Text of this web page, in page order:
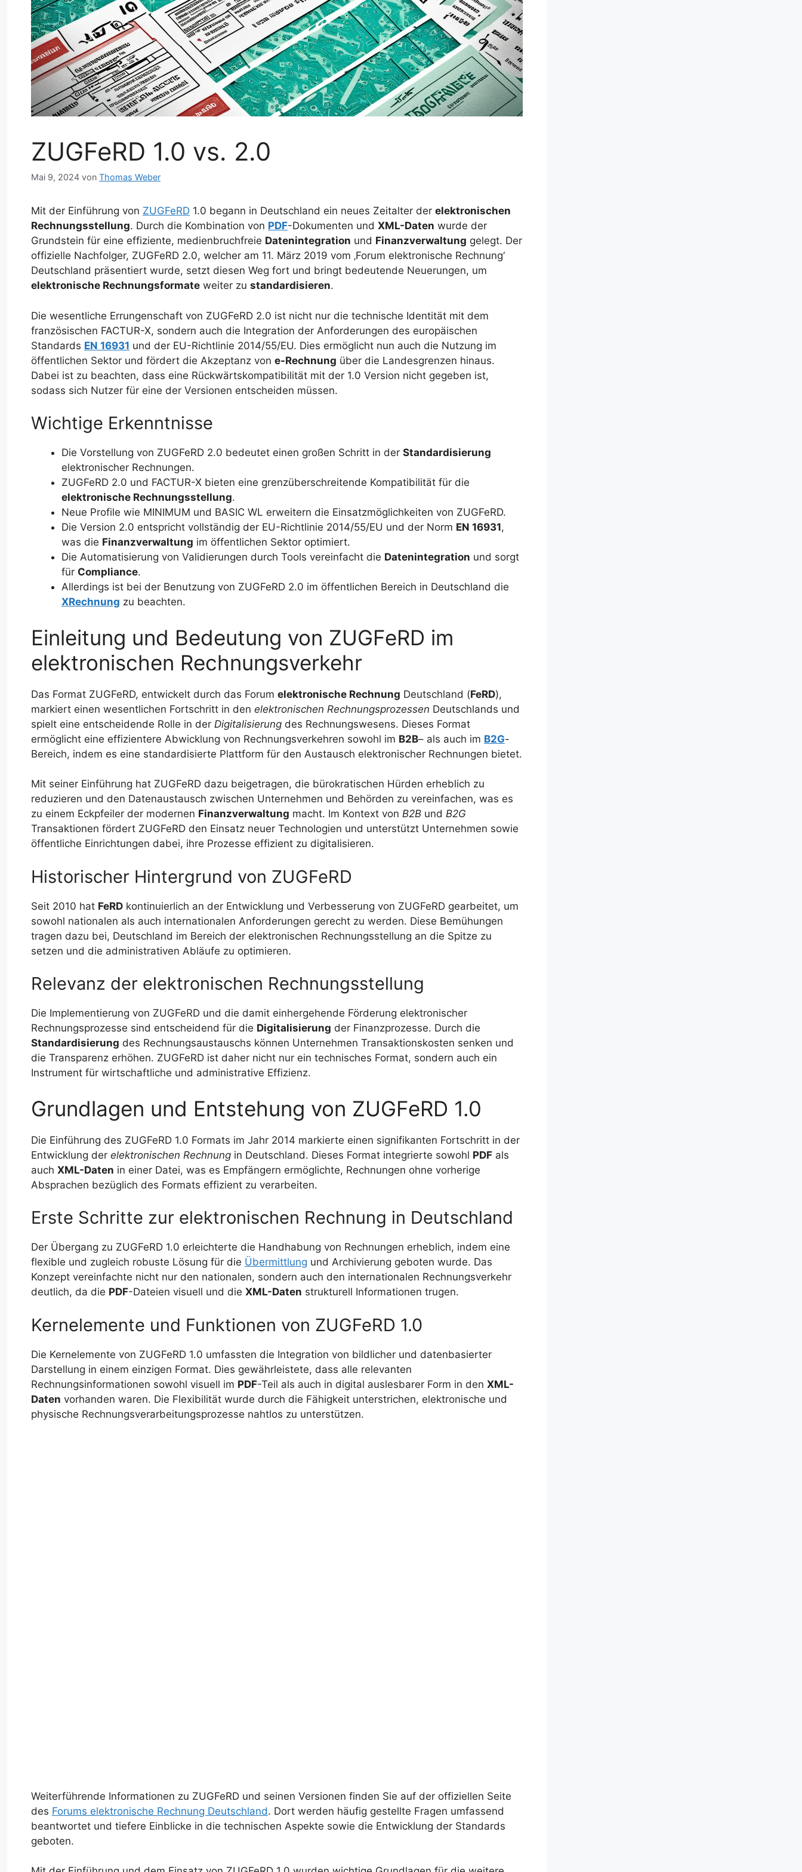
ZUGFeRD 1.0 vs. 2.0
Mai 9, 2024 von Thomas Weber
Mit der Einführung von ZUGFeRD 1.0 begann in Deutschland ein neues Zeitalter der elektronischen
Rechnungsstellung. Durch die Kombination von PDF-Dokumenten und XML-Daten wurde der
Grundstein für eine effiziente, medienbruchfreie Datenintegration und Finanzverwaltung gelegt. Der
offizielle Nachfolger, ZUGFeRD 2.0, welcher am 11. März 2019 vom ‚Forum elektronische Rechnung‘
Deutschland präsentiert wurde, setzt diesen Weg fort und bringt bedeutende Neuerungen, um
elektronische Rechnungsformate weiter zu standardisieren.
Die wesentliche Errungenschaft von ZUGFeRD 2.0 ist nicht nur die technische Identität mit dem
französischen FACTUR-X, sondern auch die Integration der Anforderungen des europäischen
Standards EN 16931 und der EU-Richtlinie 2014/55/EU. Dies ermöglicht nun auch die Nutzung im
öffentlichen Sektor und fördert die Akzeptanz von e-Rechnung über die Landesgrenzen hinaus.
Dabei ist zu beachten, dass eine Rückwärtskompatibilität mit der 1.0 Version nicht gegeben ist,
sodass sich Nutzer für eine der Versionen entscheiden müssen.
Wichtige Erkenntnisse
Die Vorstellung von ZUGFeRD 2.0 bedeutet einen großen Schritt in der Standardisierung
elektronischer Rechnungen.
ZUGFeRD 2.0 und FACTUR-X bieten eine grenzüberschreitende Kompatibilität für die
elektronische Rechnungsstellung.
Neue Profile wie MINIMUM und BASIC WL erweitern die Einsatzmöglichkeiten von ZUGFeRD.
Die Version 2.0 entspricht vollständig der EU-Richtlinie 2014/55/EU und der Norm EN 16931,
was die Finanzverwaltung im öffentlichen Sektor optimiert.
Die Automatisierung von Validierungen durch Tools vereinfacht die Datenintegration und sorgt
für Compliance.
Allerdings ist bei der Benutzung von ZUGFeRD 2.0 im öffentlichen Bereich in Deutschland die
XRechnung zu beachten.
Einleitung und Bedeutung von ZUGFeRD im
elektronischen Rechnungsverkehr
Das Format ZUGFeRD, entwickelt durch das Forum elektronische Rechnung Deutschland (FeRD),
markiert einen wesentlichen Fortschritt in den elektronischen Rechnungsprozessen Deutschlands und
spielt eine entscheidende Rolle in der Digitalisierung des Rechnungswesens. Dieses Format
ermöglicht eine effizientere Abwicklung von Rechnungsverkehren sowohl im B2B– als auch im B2G-
Bereich, indem es eine standardisierte Plattform für den Austausch elektronischer Rechnungen bietet.
Mit seiner Einführung hat ZUGFeRD dazu beigetragen, die bürokratischen Hürden erheblich zu
reduzieren und den Datenaustausch zwischen Unternehmen und Behörden zu vereinfachen, was es
zu einem Eckpfeiler der modernen Finanzverwaltung macht. Im Kontext von B2B und B2G
Transaktionen fördert ZUGFeRD den Einsatz neuer Technologien und unterstützt Unternehmen sowie
öffentliche Einrichtungen dabei, ihre Prozesse effizient zu digitalisieren.
Historischer Hintergrund von ZUGFeRD
Seit 2010 hat FeRD kontinuierlich an der Entwicklung und Verbesserung von ZUGFeRD gearbeitet, um
sowohl nationalen als auch internationalen Anforderungen gerecht zu werden. Diese Bemühungen
tragen dazu bei, Deutschland im Bereich der elektronischen Rechnungsstellung an die Spitze zu
setzen und die administrativen Abläufe zu optimieren.
Relevanz der elektronischen Rechnungsstellung
Die Implementierung von ZUGFeRD und die damit einhergehende Förderung elektronischer
Rechnungsprozesse sind entscheidend für die Digitalisierung der Finanzprozesse. Durch die
Standardisierung des Rechnungsaustauschs können Unternehmen Transaktionskosten senken und
die Transparenz erhöhen. ZUGFeRD ist daher nicht nur ein technisches Format, sondern auch ein
Instrument für wirtschaftliche und administrative Effizienz.
Grundlagen und Entstehung von ZUGFeRD 1.0
Die Einführung des ZUGFeRD 1.0 Formats im Jahr 2014 markierte einen signifikanten Fortschritt in der
Entwicklung der elektronischen Rechnung in Deutschland. Dieses Format integrierte sowohl PDF als
auch XML-Daten in einer Datei, was es Empfängern ermöglichte, Rechnungen ohne vorherige
Absprachen bezüglich des Formats effizient zu verarbeiten.
Erste Schritte zur elektronischen Rechnung in Deutschland
Der Übergang zu ZUGFeRD 1.0 erleichterte die Handhabung von Rechnungen erheblich, indem eine
flexible und zugleich robuste Lösung für die Übermittlung und Archivierung geboten wurde. Das
Konzept vereinfachte nicht nur den nationalen, sondern auch den internationalen Rechnungsverkehr
deutlich, da die PDF-Dateien visuell und die XML-Daten strukturell Informationen trugen.
Kernelemente und Funktionen von ZUGFeRD 1.0
Die Kernelemente von ZUGFeRD 1.0 umfassten die Integration von bildlicher und datenbasierter
Darstellung in einem einzigen Format. Dies gewährleistete, dass alle relevanten
Rechnungsinformationen sowohl visuell im PDF-Teil als auch in digital auslesbarer Form in den XML-
Daten vorhanden waren. Die Flexibilität wurde durch die Fähigkeit unterstrichen, elektronische und
physische Rechnungsverarbeitungsprozesse nahtlos zu unterstützen.
Weiterführende Informationen zu ZUGFeRD und seinen Versionen finden Sie auf der offiziellen Seite
des Forums elektronische Rechnung Deutschland. Dort werden häufig gestellte Fragen umfassend
beantwortet und tiefere Einblicke in die technischen Aspekte sowie die Entwicklung der Standards
geboten.